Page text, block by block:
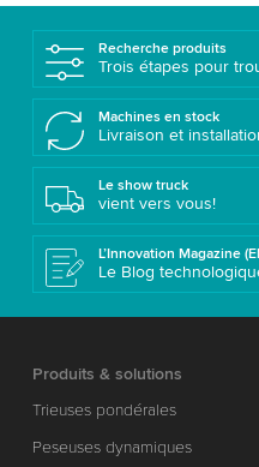
Recherche produits
Trois étapes pour
Machines en stock
Livraison et
Le show truck
vient vers vous!
L’Innovation Magazine
Le Blog
Produits & solutions
Trieuses pondérales
Peseuses dynamiques